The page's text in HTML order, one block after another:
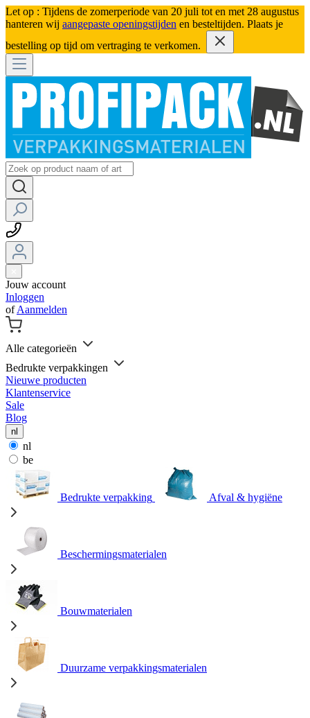
Let op : Tijdens de zomerperiode van 20 juli tot en met 28 augustus
hanteren wij aangepaste openingstijden en besteltijden. Plaats je
bestelling op tijd om vertraging te verkomen.
Jouw account
Inloggen
ofAanmelden
Alle categorieën
Bedrukte verpakkingen
Nieuwe producten
Klantenservice
Sale
Blog
nl
nl
be
Bedrukte verpakking Afval & hygiëne
Beschermingsmaterialen
Bouwmaterialen
Duurzame verpakkingsmaterialen